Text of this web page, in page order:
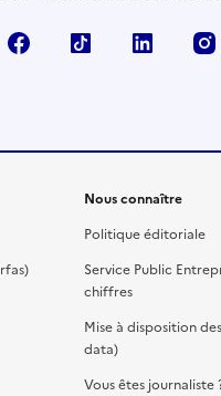
FacebookTikTok
Nous connaître
Politique éditoriale
Service Public
chiffres
Mise à disposition
data)
Vous êtes journaliste